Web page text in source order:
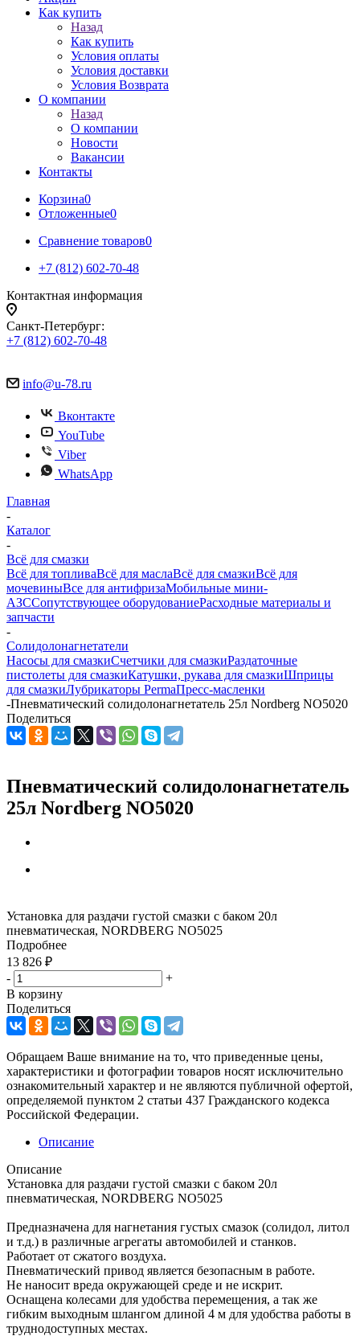
Как купить
Назад
Как купить
Условия оплаты
Условия доставки
Условия Возврата
О компании
Назад
О компании
Новости
Вакансии
Контакты
Корзина0
Отложенные0
Сравнение товаров0
+7 (812) 602-70-48
Контактная информация
Санкт-Петербург:
+7 (812) 602-70-48
info@u-78.ru
Вконтакте
YouTube
Viber
WhatsApp
Главная
-
Каталог
-
Всё для смазки
Всё для топливаВсё для маслаВсё для смазкиВсё для
мочевиныВсе для антифризаМобильные мини-
АЗССопутствующее оборудованиеРасходные материалы и
запчасти
-
Солидолонагнетатели
Насосы для смазкиСчетчики для смазкиРаздаточные
пистолеты для смазкиКатушки, рукава для смазкиШприцы
для смазкиЛубрикаторы PermaПресс-масленки
-Пневматический солидолонагнетатель 25л Nordberg NO5020
Поделиться
Пневматический солидолонагнетатель
25л Nordberg NO5020
Установка для раздачи густой смазки с баком 20л
пневматическая, NORDBERG NO5025
Подробнее
13 826 ₽
-
+
В корзину
Поделиться
Обращаем Ваше внимание на то, что приведенные цены,
характеристики и фотографии товаров носят исключительно
ознакомительный характер и не являются публичной офертой,
определяемой пунктом 2 статьи 437 Гражданского кодекса
Российской Федерации.
Описание
Описание
Установка для раздачи густой смазки с баком 20л
пневматическая, NORDBERG NO5025
Предназначена для нагнетания густых смазок (солидол, литол
и т.д.) в различные агрегаты автомобилей и станков.
Работает от сжатого воздуха.
Пневматический привод является безопасным в работе.
Не наносит вреда окружающей среде и не искрит.
Оснащена колесами для удобства перемещения, а так же
гибким выходным шлангом длиной 4 м для удобства работы в
труднодоступных местах.